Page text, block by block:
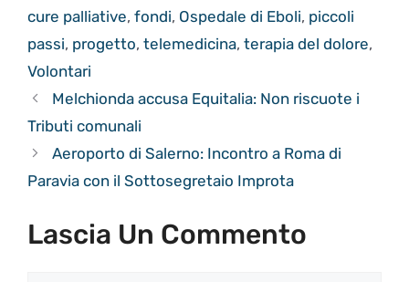
cure palliative, fondi, Ospedale di Eboli, piccoli
passi, progetto, telemedicina, terapia del dolore,
Volontari
Melchionda accusa Equitalia: Non riscuote i
Tributi comunali
Aeroporto di Salerno: Incontro a Roma di
Paravia con il Sottosegretaio Improta
Lascia Un Commento